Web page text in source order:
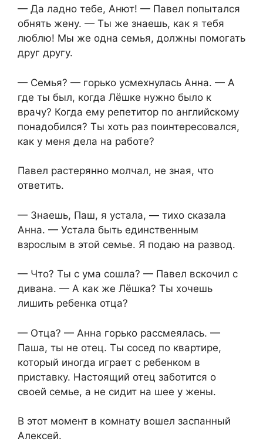
— Да ладно тебе, Анют! — Павел попытался
обнять жену. — Ты же знаешь, как я тебя
люблю! Мы же одна семья, должны помогать
друг другу.
— Семья? — горько усмехнулась Анна. — А
где ты был, когда Лёшке нужно было к
врачу? Когда ему репетитор по английскому
понадобился? Ты хоть раз поинтересовался,
как у меня дела на работе?
Павел растерянно молчал, не зная, что
ответить.
— Знаешь, Паш, я устала, — тихо сказала
Анна. — Устала быть единственным
взрослым в этой семье. Я подаю на развод.
— Что? Ты с ума сошла? — Павел вскочил с
дивана. — А как же Лёшка? Ты хочешь
лишить ребенка отца?
— Отца? — Анна горько рассмеялась. —
Паша, ты не отец. Ты сосед по квартире,
который иногда играет с ребенком в
приставку. Настоящий отец заботится о
своей семье, а не сидит на шее у жены.
В этот момент в комнату вошел заспанный
Алексей.